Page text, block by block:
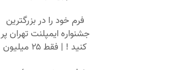
فرم خود را در بزرگترین
جشنواره ایمپلنت تهران پر
کنید ! | فقط ۲۵ میلیون